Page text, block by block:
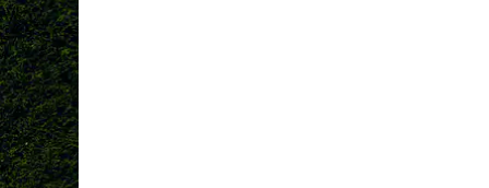
o dedo na tela.